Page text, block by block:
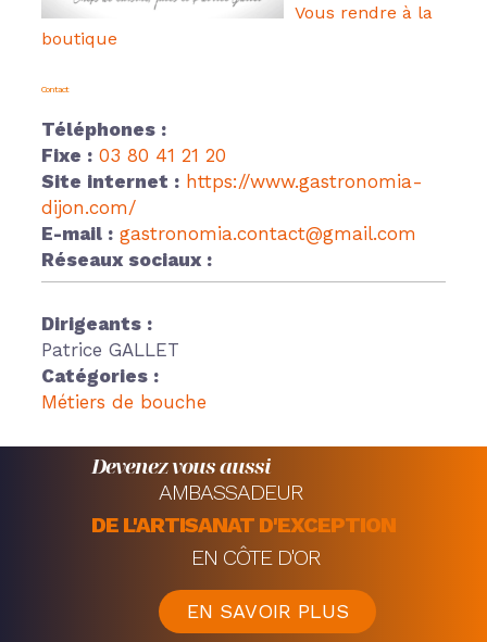
Vous rendre à la
boutique
Contact
Téléphones :
Fixe : 03 80 41 21 20
Site internet : https://www.gastronomia-
dijon.com/
E-mail : gastronomia.contact@gmail.com
Réseaux sociaux :
Dirigeants :
Patrice GALLET
Catégories :
Métiers de bouche
Devenez vous aussi
AMBASSADEUR
DE L'ARTISANAT D'EXCEPTION
EN CÔTE D'OR
EN SAVOIR PLUS